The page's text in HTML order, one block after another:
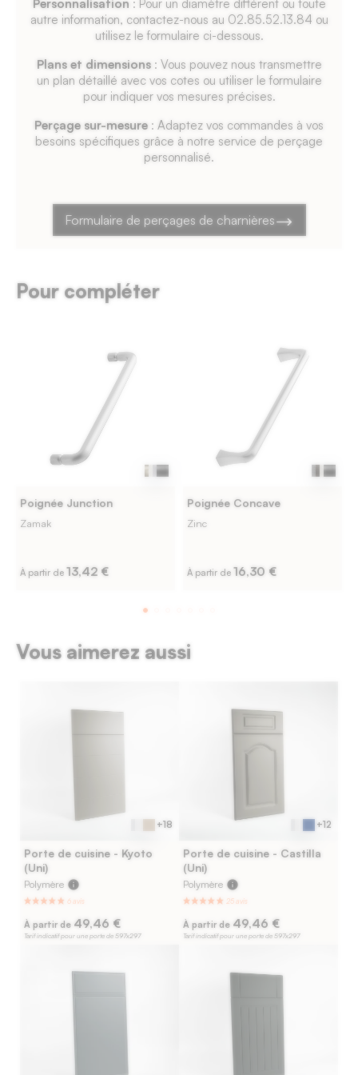
Personnalisation : Pour un diamètre différent ou toute
autre information, contactez-nous au 02.85.52.13.84 ou
utilisez le formulaire ci-dessous.
Plans et dimensions: Vous pouvez nous transmettre
un plan détaillé avec vos cotes ou utiliser le formulaire
pour indiquer vos mesures précises.
Perçage sur-mesure : Adaptez vos commandes à vos
besoins spécifiques grâce à notre service de perçage
personnalisé.
Formulaire de perçages de charnières
Pour compléter
Poignée Junction
Zamak
À partir de 13,42 €
Poignée Concave
Zinc
À partir de 16,30 €
Vous aimerez aussi
Porte de cuisine - Kyoto
(Uni)
Polymère info
À partir de 49,46 €
Tarif indicatif pour une porte de 597x297
+18
Porte de cuisine - Castilla
(Uni)
Polymère info
À partir de 49,46 €
Tarif indicatif pour une porte de 597x297
+12